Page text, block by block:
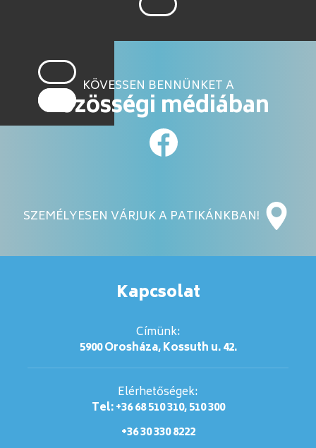
KÖVESSEN BENNÜNKET A
közösségi médiában
SZEMÉLYESEN VÁRJUK A PATIKÁNKBAN!
Kapcsolat
Címünk:
5900 Orosháza, Kossuth u. 42.
Elérhetőségek:
Tel: +36 68 510 310, 510 300
+36 30 330 8222